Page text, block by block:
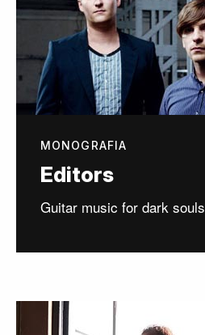
MONOGRAFIA
Editors
Guitar music for dark souls